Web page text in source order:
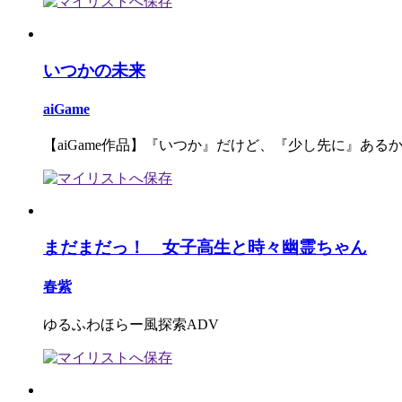
いつかの未来
aiGame
【aiGame作品】『いつか』だけど、『少し先に』ある
まだまだっ！ 女子高生と時々幽霊ちゃん
春紫
ゆるふわほらー風探索ADV